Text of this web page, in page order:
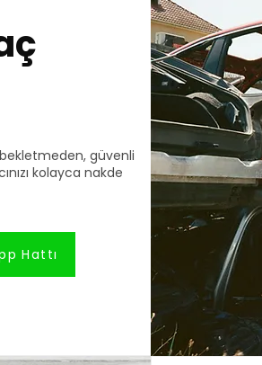
bekletmeden, güvenli
kolayca nakde
Hattı